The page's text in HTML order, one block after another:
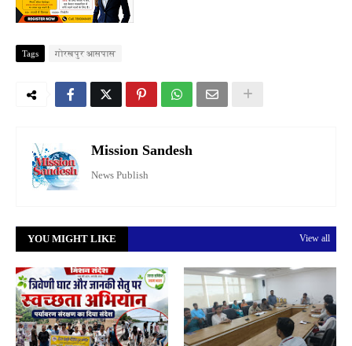
Tags गोरखपुर आसपास
Mission Sandesh
News Publish
YOU MIGHT LIKE View all